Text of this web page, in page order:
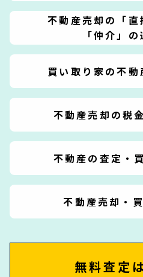
不動産売却の「直
「仲介」の
買い取り家の不動
不動産売却の税
不動産の査定・
不動産売却・
無料査定